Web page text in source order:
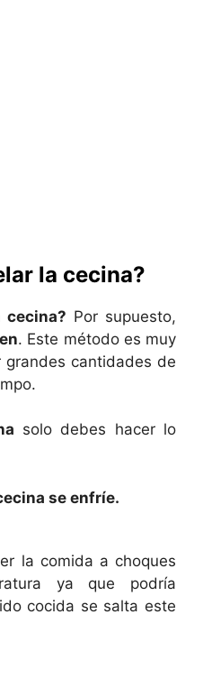
la cecina?
cecina? Por supuesto,
. Este método es muy
cantidades de
solo debes hacer lo
se enfríe.
la comida a choques
ya que podría
cocida se salta este